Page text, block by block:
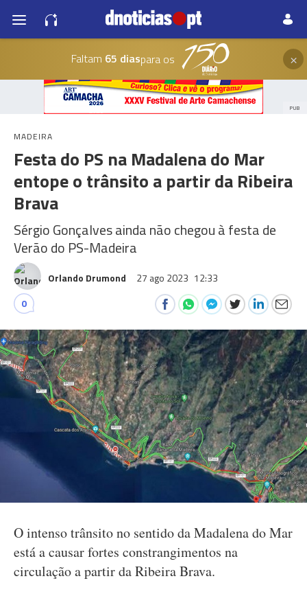
Faltam 65 diaspara os ×
PUB
MADEIRA
Festa do PS na Madalena do Mar
entope o trânsito a partir da Ribeira
Brava
Sérgio Gonçalves ainda não chegou à festa de
Verão do PS-Madeira
Orlando Drumond 27 ago 2023 12:33
0
O intenso trânsito no sentido da Madalena do Mar
está a causar fortes constrangimentos na
circulação a partir da Ribeira Brava.